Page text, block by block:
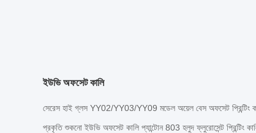
ইউভি অফসেট কালি
সেরেস হাই গ্লস YY02/YY03/YY09 মডেল অয়েল বেস অফসেট প্রিন্টিং
প্রকৃতি শুকনো ইউভি অফসেট কালি প্যান্টোন 803 হলুদ ফ্লুরোসেন্ট প্রিন্টিং